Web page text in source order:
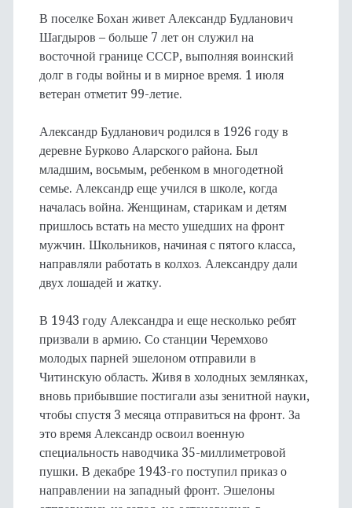
В поселке Бохан живет Александр Будланович
Шагдыров – больше 7 лет он служил на
восточной границе СССР, выполняя воинский
долг в годы войны и в мирное время. 1 июля
ветеран отметит 99-летие.
Александр Будланович родился в 1926 году в
деревне Бурково Аларского района. Был
младшим, восьмым, ребенком в многодетной
семье. Александр еще учился в школе, когда
началась война. Женщинам, старикам и детям
пришлось встать на место ушедших на фронт
мужчин. Школьников, начиная с пятого класса,
направляли работать в колхоз. Александру дали
двух лошадей и жатку.
В 1943 году Александра и еще несколько ребят
призвали в армию. Со станции Черемхово
молодых парней эшелоном отправили в
Читинскую область. Живя в холодных землянках,
вновь прибывшие постигали азы зенитной науки,
чтобы спустя 3 месяца отправиться на фронт. За
это время Александр освоил военную
специальность наводчика 35-миллиметровой
пушки. В декабре 1943-го поступил приказ о
направлении на западный фронт. Эшелоны